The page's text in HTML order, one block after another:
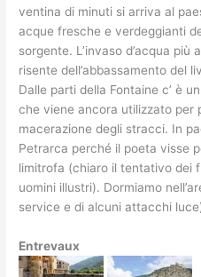
ventina di minuti si arriva al
acque fresche e verdeggianti
sorgente. L’invaso d’acqua più
risente dell’abbassamento del
Dalle parti della Fontaine c’ è
che viene ancora utilizzato per
macerazione degli stracci. In
Petrarca perché il poeta visse
limitrofa (chiaro il tentativo dei
uomini illustri). Dormiamo
service e di alcuni attacchi
Entrevaux